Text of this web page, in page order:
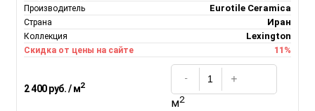
Производитель Eurotile Ceramica
Страна Иран
Коллекция Lexington
Скидка от цены на сайте 11%
2 400 руб. / м2
м2